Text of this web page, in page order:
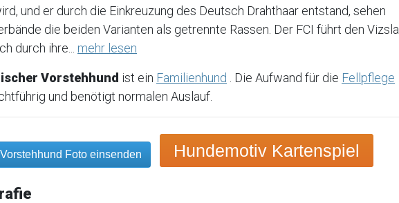
und er durch die Einkreuzung des Deutsch Drahthaar entstand, sehen
die beiden Varianten als getrennte Rassen. Der FCI führt den Vizsla
durch ihre... mehr lesen
Vorstehhund ist ein Familienhund . Die Aufwand für die Fellpflege
und benötigt normalen Auslauf.
Foto einsenden Hundemotiv Kartenspiel